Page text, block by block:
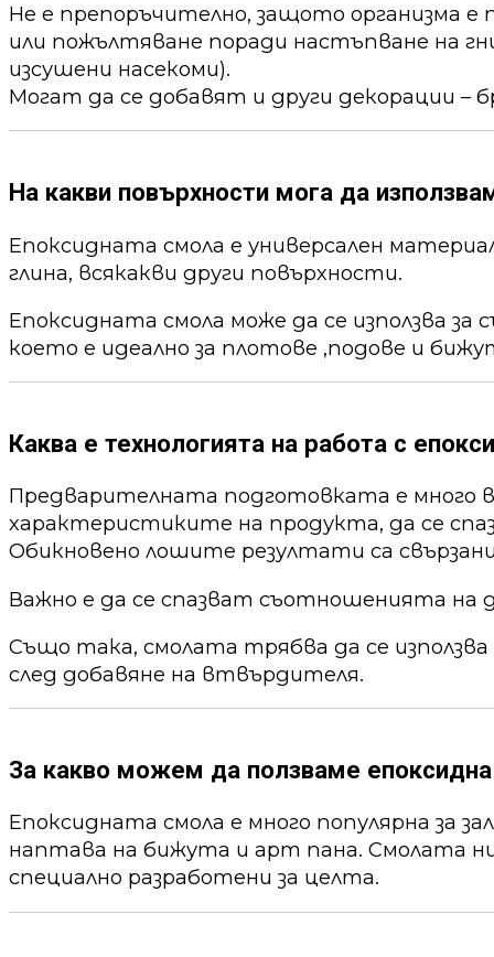
Не е препоръчително, защото организма
или пожълтяване поради настъпване на
изсушени насекоми).
Могат да се добавят и други декорации –
На какви повърхности мога да
Епоксидната смола е универсален
глина, всякакви други повърхности.
Епоксидната смола може да се използва за
което е идеално за плотове ,подове и
Каква е технологията на работа с
Предварителната подготовката е много
характеристиките на продукта, да се
Обикновено лошите резултати са
Важно е да се спазват съотношенията на
Също така, смолата трябва да се
след добавяне на втвърдителя.
За какво можем да ползваме
Епоксидната смола е много популярна за
наптава на бижута и арт пана. Смолата
специално разработени за целта.